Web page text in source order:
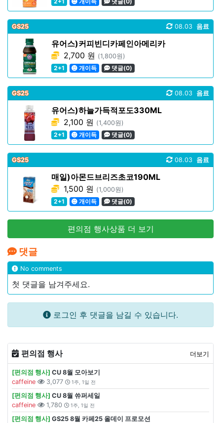
GS25 음료
08.03
유어스)커피빈디카페인아메리카
2,700 원 (1,800원)
2+1
개이득 댓글(0)
GS25 음료
08.03
유어스)하늘가득적포도330ML
2,100 원 (1,400원)
2+1
개이득 댓글(0)
GS25 음료
08.03
매일)아몬드브리즈초코190ML
1,500 원 (1,000원)
2+1
개이득 댓글(0)
편의점 행사상품 더 보기
댓글
No comments
첫 댓글을 남겨주세요.
로그인 후 댓글을 남길 수 있습니다.
편의점 행사 더보기
[편의점 행사] CU 8월 모아보기
caffeine
3,077 1주, 1일 전
[편의점 행사] CU 8월 쓔퍼세일
caffeine
1,780 1주, 1일 전
[편의점 행사] GS25 8월 카페25 올데이 프로모션